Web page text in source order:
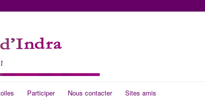
Participer Nous contacter Sites amis